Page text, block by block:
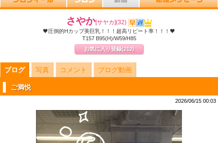
さやか[サヤカ](32)
🖤圧倒的Hカップ美巨乳！！！超高リピート率！！！🖤
T157 B95(H)/W59/H85
お気に入り登録(212)
ブログ 写真 コメント ブログ動画
ご満悦
2026/06/15 00:03